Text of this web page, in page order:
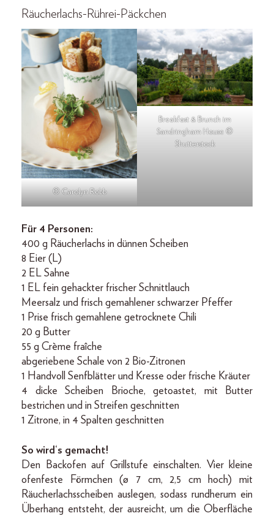
Räucherlachs-Rührei-Päckchen
© Carolyn Robb
Breakfast & Brunch im
Sandringham House ©
Shutterstock
Für 4 Personen:
400 g Räucherlachs in dünnen Scheiben
8 Eier (L)
2 EL Sahne
1 EL fein gehackter frischer Schnittlauch
Meersalz und frisch gemahlener schwarzer Pfeffer
1 Prise frisch gemahlene getrocknete Chili
20 g Butter
55 g Crème fraîche
abgeriebene Schale von 2 Bio-Zitronen
1 Handvoll Senfblätter und Kresse oder frische Kräuter
4 dicke Scheiben Brioche, getoastet, mit Butter
bestrichen und in Streifen geschnitten
1 Zitrone, in 4 Spalten geschnitten
So wird‘s gemacht!
Den Backofen auf Grillstufe einschalten. Vier kleine
ofenfeste Förmchen (ø 7 cm, 2,5 cm hoch) mit
Räucherlachsscheiben auslegen, sodass rundherum ein
Überhang entsteht, der ausreicht, um die Oberfläche